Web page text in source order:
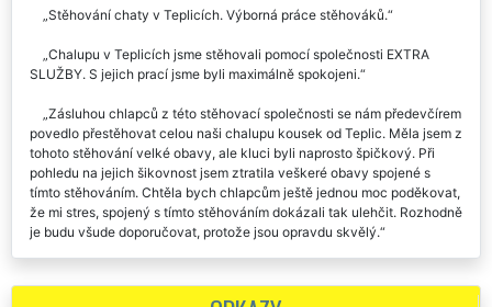
Chalupu v Teplicích jsme stěhovali pomocí společnosti EXTRA
Zásluhou chlapců z této stěhovací společnosti se nám předevčírem
povedlo přestěhovat celou naši chalupu kousek od Teplic. Měla jsem z
tohoto stěhování velké obavy, ale kluci byli naprosto špičkový. Při
pohledu na jejich šikovnost jsem ztratila veškeré obavy spojené s
tímto stěhováním. Chtěla bych chlapcům ještě jednou moc poděkovat,
že mi stres, spojený s tímto stěhováním dokázali tak ulehčit. Rozhodně
je budu všude doporučovat, protože jsou opravdu skvělý.
V neděli jsme zazimovaly a přestěhovali chatu v Teplicích. Pánům